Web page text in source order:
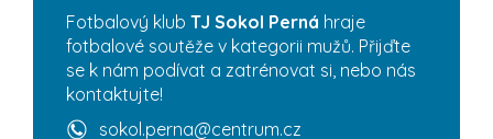
Fotbalový klub TJ Sokol Perná hraje
fotbalové soutěže v kategorii mužů. Přijďte
se k nám podívat a zatrénovat si, nebo nás
kontaktujte!
sokol.perna@centrum.cz